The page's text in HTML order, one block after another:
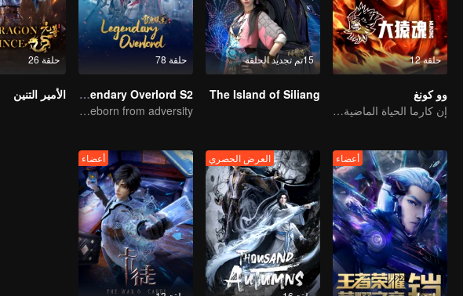
حلقة 12
وو كونغ
إن كارما الحياة الماضية مقدر لها أن تحطم السماوات
15تم تجديد الحلقة
The Island of Siliang
حلقة 78
Legendary Overlord S2
Extraordinary adventure, a teenager reborn from adversity.
حلقة 26
الأمير التنين
أعضاء العرض الحصري أعضاء